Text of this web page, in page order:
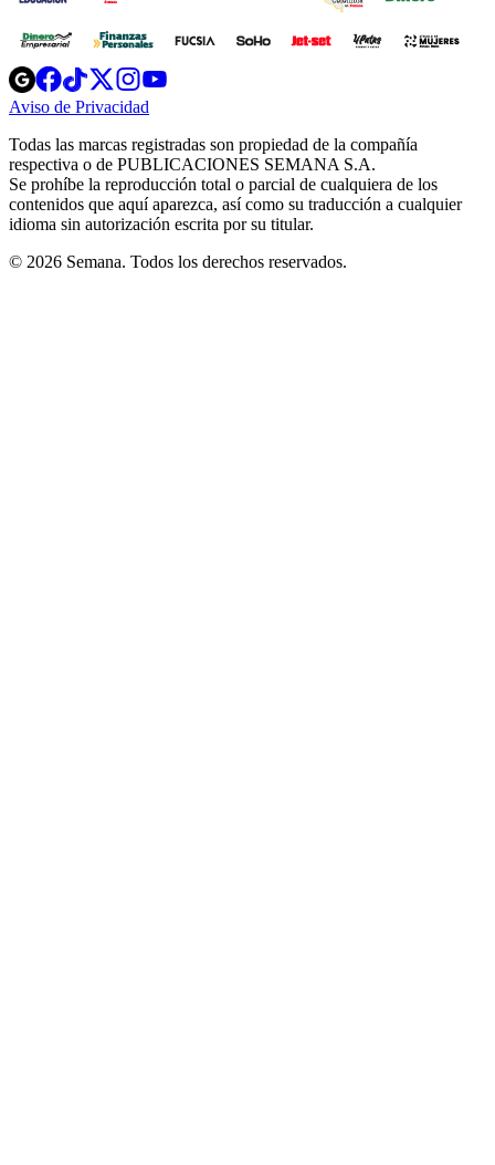
Opens
in
new
Opens
in
new
Opens
in
new
window
Opens
new
windowwindow
Aviso de Privacidad
new
window
Todas las marcas registradas son propiedad de la compañía
respectiva o de PUBLICACIONES SEMANA S.A.
Se prohíbe la reproducción total o parcial de cualquiera de los
contenidos que aquí aparezca, así como su traducción a cualquier
idioma sin autorización escrita por su titular.
© 2026 Semana. Todos los derechos reservados.